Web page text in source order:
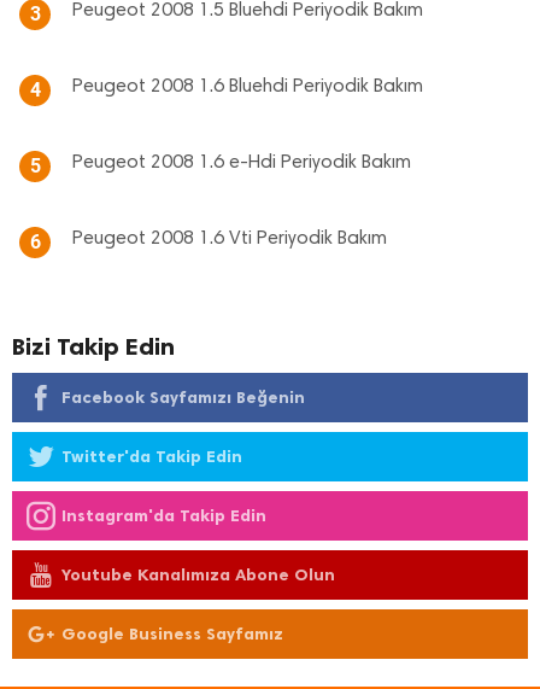
3 Peugeot 2008 1.5 Bluehdi Periyodik Bakım
4 Peugeot 2008 1.6 Bluehdi Periyodik Bakım
5 Peugeot 2008 1.6 e-Hdi Periyodik Bakım
6 Peugeot 2008 1.6 Vti Periyodik Bakım
Bizi Takip Edin
Facebook Sayfamızı Beğenin
Twitter'da Takip Edin
Instagram'da Takip Edin
Youtube Kanalımıza Abone Olun
Google Business Sayfamız